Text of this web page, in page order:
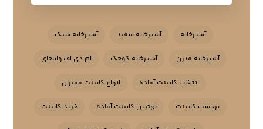
آشپزخانه آشپزخانه سفید آشپزخانه شیک
آشپزخانه مدرن آشپزخانه کوچک ام دی اف واناچای
انتخاب کابینت آماده انواع کابینت ممبران
برچسب کابینت بهترین کابینت آماده خرید کابینت